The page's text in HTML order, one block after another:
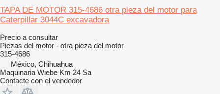
TAPA DE MOTOR 315-4686 otra pieza del motor para
Caterpillar 3044C excavadora
Precio a consultar
Piezas del motor - otra pieza del motor
315-4686
México, Chihuahua
Maquinaria Wiebe Km 24 Sa
Contacte con el vendedor